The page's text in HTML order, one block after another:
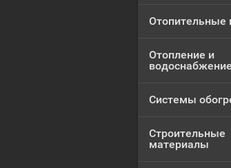
Отопительные
Отопление и
водоснабжение
Системы
Строительные
материалы